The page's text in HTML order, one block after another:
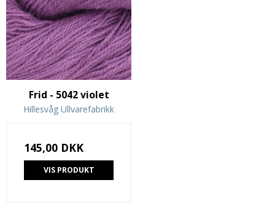
Frid - 5042 violet
Hillesvåg Ullvarefabrikk
145,00 DKK
VIS PRODUKT